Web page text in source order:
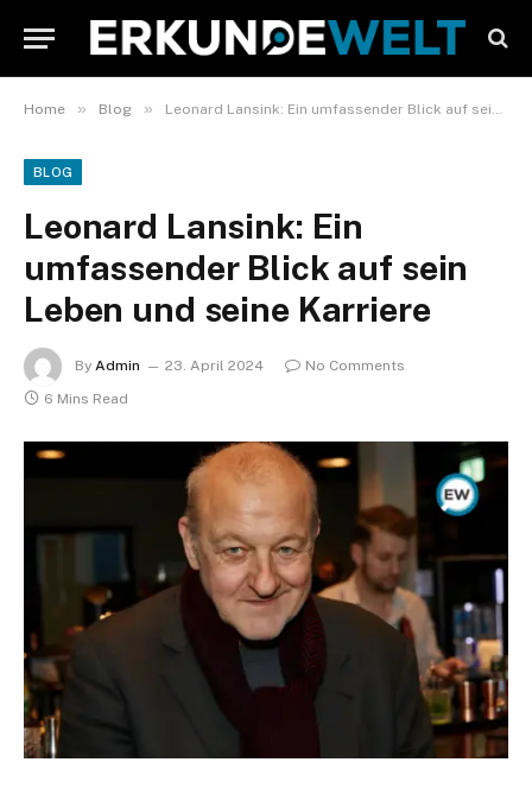
Home » Blog » Leonard Lansink: Ein umfassender Blick auf sein Leben und seine Karriere
BLOG
Leonard Lansink: Ein
umfassender Blick auf sein
Leben und seine Karriere
By Admin 23. April 2024
No Comments
6 Mins Read